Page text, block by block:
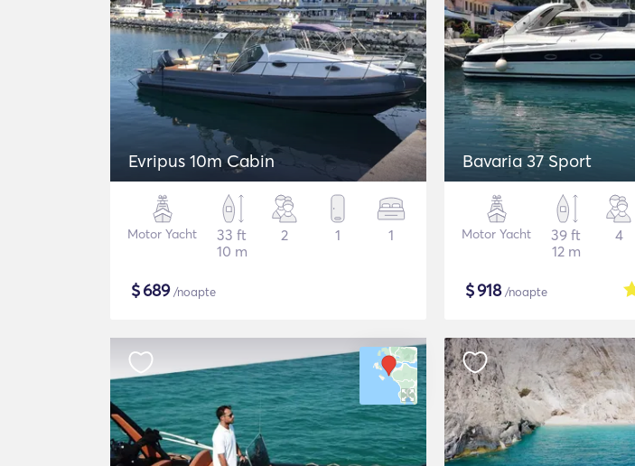
Evripus 10m Cabin
Motor Yacht
33 ft
10 m
2 1 1
$689/noapte
Bavaria 37 Sport
Motor Yacht
39 ft
12 m
4
$918/noapte